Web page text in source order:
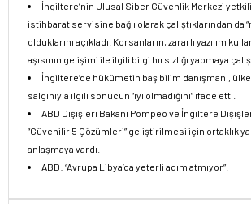
İngiltere’nin Ulusal Siber Güvenlik Merkezi
istihbarat servisine bağlı olarak çalıştıklarından da
olduklarını açıkladı. Korsanların, zararlı yazılım
aşısının gelişimi ile ilgili bilgi hırsızlığı yapmaya
İngiltere’de hükümetin baş bilim danışmanı,
salgınıyla ilgili sonucun “iyi olmadığını” ifade etti.
ABD Dışişleri Bakanı Pompeo ve İngiltere
“Güvenilir 5 Çözümleri” geliştirilmesi için ortaklık
anlaşmaya vardı.
ABD: “Avrupa Libya’da yeterli adım atmıyor”.